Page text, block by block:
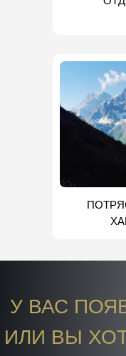
У ВАС
ИЛИ ВЫ